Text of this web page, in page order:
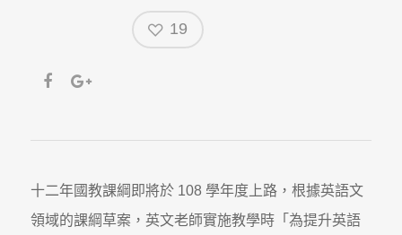
19
十二年國教課綱即將於 108 學年度上路，根據英語文
領域的課綱草案，英文老師實施教學時「為提升英語